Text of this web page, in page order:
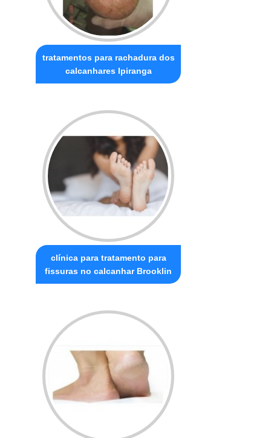
tratamentos para rachadura dos
calcanhares Ipiranga
clínica para tratamento para
fissuras no calcanhar Brooklin